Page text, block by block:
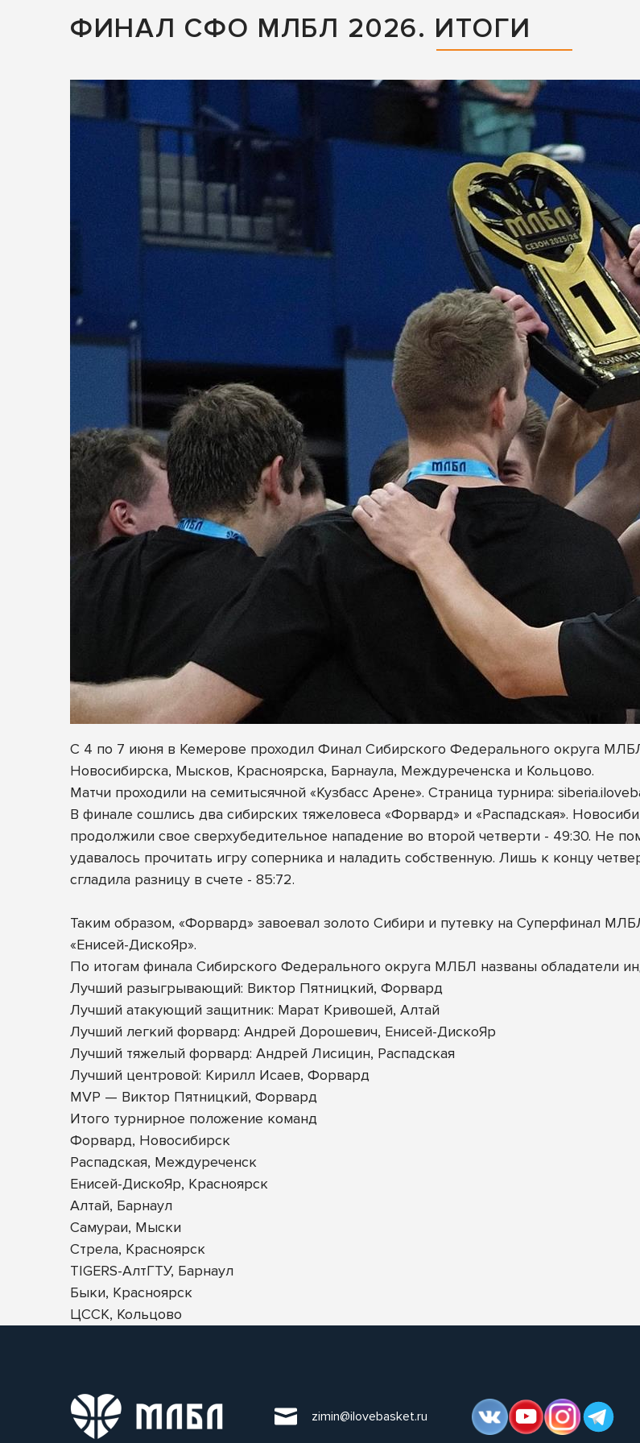
ФИНАЛ СФО МЛБЛ 2026. ИТОГИ
С 4 по 7 июня в Кемерове проходил Финал Сибирского Федерального округа
Новосибирска, Мысков, Красноярска, Барнаула, Междуреченска и Кольцово.
Матчи проходили на семитысячной «Кузбасс Арене». Страница турнира:
В финале сошлись два сибирских тяжеловеса «Форвард» и «Распадская».
продолжили свое сверхубедительное нападение во второй четверти - 49:30. Не
удавалось прочитать игру соперника и наладить собственную. Лишь к концу
сгладила разницу в счете - 85:72.
Таким образом, «Форвард» завоевал золото Сибири и путевку на Суперфинал
«Енисей-ДискоЯр».
По итогам финала Сибирского Федерального округа МЛБЛ названы обладатели
Лучший разыгрывающий: Виктор Пятницкий, Форвард
Лучший атакующий защитник: Марат Кривошей, Алтай
Лучший легкий форвард: Андрей Дорошевич, Енисей-ДискоЯр
Лучший тяжелый форвард: Андрей Лисицин, Распадская
Лучший центровой: Кирилл Исаев, Форвард
MVP — Виктор Пятницкий, Форвард
Итого турнирное положение команд
Форвард, Новосибирск
Распадская, Междуреченск
Енисей-ДискоЯр, Красноярск
Алтай, Барнаул
Самураи, Мыски
Стрела, Красноярск
TIGERS-АлтГТУ, Барнаул
Быки, Красноярск
ЦССК, Кольцово
zimin@ilovebasket.ru